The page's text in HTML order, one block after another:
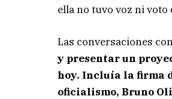
ella no tuvo voz ni voto
Las conversaciones
y presentar un
hoy. Incluía la firma
oficialismo, Bruno